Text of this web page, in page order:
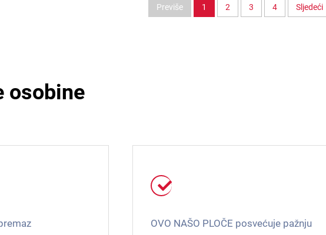
Previše 1 2 3 4 Sljedeći
osobine
OVO NAŠO PLOČE posvećuje pažnju